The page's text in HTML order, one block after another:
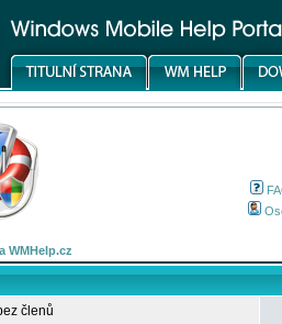
WMHelp.cz
členů